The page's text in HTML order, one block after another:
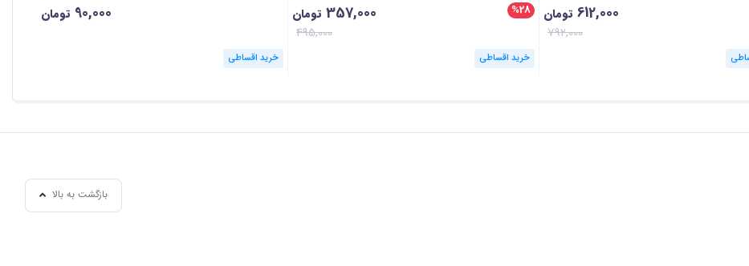
612,000 تومان
792,000
%28
357,000 تومان
495,000
خرید اقساطی
90,000 تومان
خرید اقساطی
بازگشت به بالا